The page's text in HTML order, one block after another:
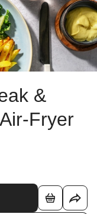
&
Fryer